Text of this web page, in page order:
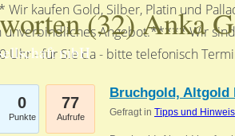
kaufen Gold, Silber, Platin und
Angebot.***** Wir
Uhr - für Sie da - bitte telefonisch
(32) Anka
mbH
0
Punkte
77
Aufrufe
Bruchgold, Altgold
Gefragt in Tipps und